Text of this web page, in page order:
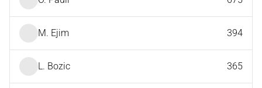
M. Ejim 394
L. Bozic 365